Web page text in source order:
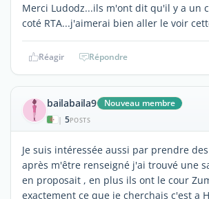
Merci Ludodz...ils m'ont dit qu'il y a un
coté RTA...j'aimerai bien aller le voir
Réagir Répondre
bailabaila9 Nouveau membre
| 5POSTS
Je suis intéressée aussi par prendre
après m'être renseigné j'ai trouvé une
en proposait , en plus ils ont le cour
exactement ce que je cherchais c'est a